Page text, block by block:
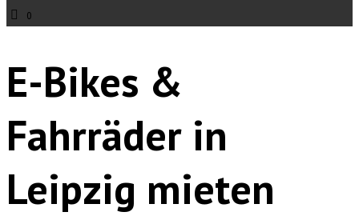
0
E-Bikes &
Fahrräder in
Leipzig mieten